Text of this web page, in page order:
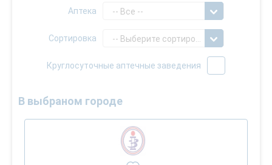
Аптека -- Все --
Сортировка
Круглосуточные аптечные заведения
В выбраном городе